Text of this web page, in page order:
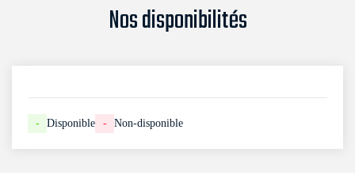
Nos disponibilités
- Disponible - Non-disponible